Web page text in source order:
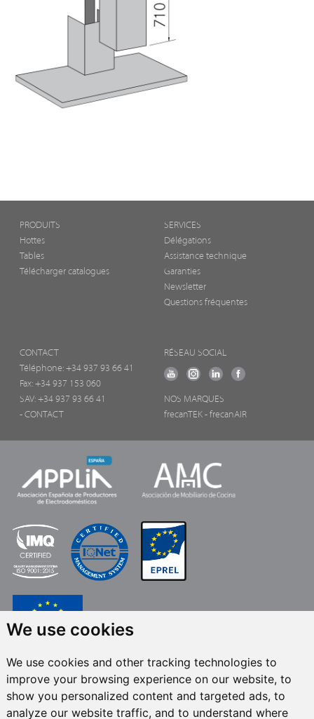
We use cookies
We use cookies and other tracking technologies to
improve your browsing experience on our website, to
show you personalized content and targeted ads, to
analyze our website traffic, and to understand where
PRODUITS
Hottes
Tables
Télécharger catalogues
SERVICES
Délégations
Assistance technique
Garanties
Newsletter
Questions fréquentes
CONTACT
Téléphone: +34 937 93 66 41
Fax: +34 937 153 060
SAV: +34 937 93 66 41
- CONTACT
RÉSEAU SOCIAL
NOS MARQUES
frecanTEK - frecanAIR
FRECAN S.L.U.
, dans le cadre du programme ICEX Next, a bénéficié du
soutien d’ICEX et du cofinancement du fonds européen FEDER. Cet
accompagnement a pour but de contribuer au développement international
de l’entreprise et de son environnement. Fonds européen de
développement régional · Une façon de faire l’Europe